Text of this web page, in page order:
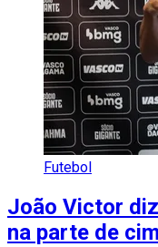
Futebol
João Victor
na parte de